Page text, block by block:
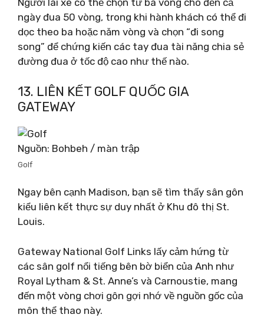
Người lái xe có thể chọn từ ba vòng cho đến cả
ngày đua 50 vòng, trong khi hành khách có thể đi
dọc theo ba hoặc năm vòng và chọn “đi song
song” để chứng kiến ​​​​các tay đua tài năng chia sẻ
đường đua ở tốc độ cao như thế nào.
13. LIÊN KẾT GOLF QUỐC GIA
GATEWAY
Nguồn: Bohbeh / màn trập
Golf
Ngay bên cạnh Madison, bạn sẽ tìm thấy sân gôn
kiểu liên kết thực sự duy nhất ở Khu đô thị St.
Louis.
Gateway National Golf Links lấy cảm hứng từ
các sân golf nổi tiếng bên bờ biển của Anh như
Royal Lytham & St. Anne’s và Carnoustie, mang
đến một vòng chơi gôn gợi nhớ về nguồn gốc của
môn thể thao này.